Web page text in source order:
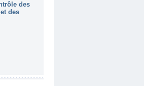
des
des